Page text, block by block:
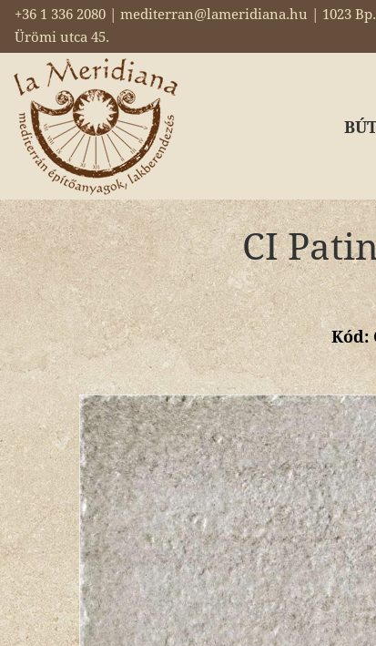
+36 1 336 2080 | mediterran@lameridiana.hu | 1023
Ürömi utca 45.
CI
Kód: